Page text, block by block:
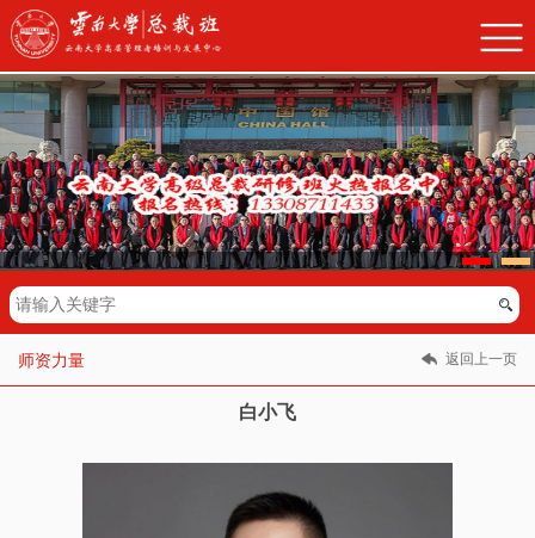
师资力量 返回上一页
白小飞